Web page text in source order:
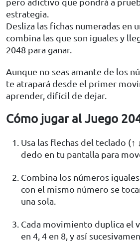
estrategia.
Desliza las fichas numeradas en
combina las que son iguales y
2048 para ganar.
Aunque no seas amante de los
te atrapará desde el primer
aprender, difícil de dejar.
Cómo jugar al Juego
Usa las flechas del teclado
dedo en tu pantalla para
Combina los números
con el mismo número se
una sola.
Cada movimiento duplica el
en 4, 4 en 8, y así